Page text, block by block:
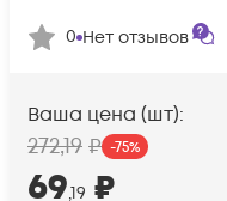
0 Нет отзывов
Ваша цена (шт):
272,19 ₽ -75%
69,19 ₽